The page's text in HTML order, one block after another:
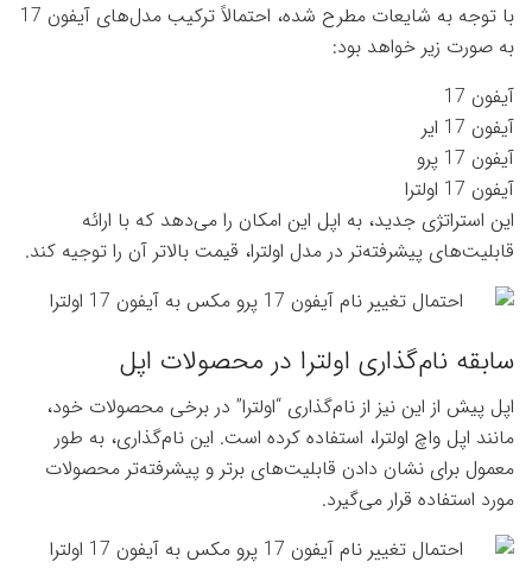
با توجه به شایعات مطرح شده، احتمالاً ترکیب مدل‌های آیفون 17
به صورت زیر خواهد بود:
آیفون 17
آیفون 17 ایر
آیفون 17 پرو
آیفون 17 اولترا
این استراتژی جدید، به اپل این امکان را می‌دهد که با ارائه
قابلیت‌های پیشرفته‌تر در مدل اولترا، قیمت بالاتر آن را توجیه کند.
سابقه نام‌گذاری اولترا در محصولات اپل
اپل پیش از این نیز از نام‌گذاری “اولترا” در برخی محصولات خود،
مانند اپل واچ اولترا، استفاده کرده است. این نام‌گذاری، به طور
معمول برای نشان دادن قابلیت‌های برتر و پیشرفته‌تر محصولات
مورد استفاده قرار می‌گیرد.